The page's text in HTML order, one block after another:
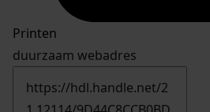
Printen
duurzaam webadres